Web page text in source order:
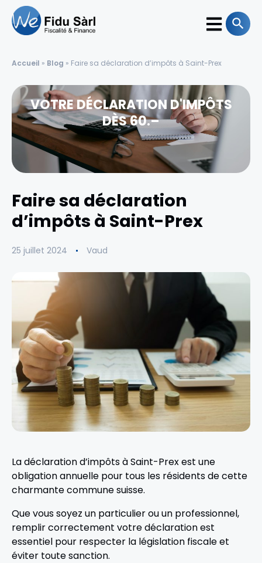
Accueil » Blog » Faire sa déclaration d’impôts à Saint-Prex
VOTRE DÉCLARATION D'IMPÔTS
DÈS 60.–
Faire sa déclaration
d’impôts à Saint-Prex
25 juillet 2024 Vaud
La déclaration d’impôts à Saint-Prex est une
obligation annuelle pour tous les résidents de cette
charmante commune suisse.
Que vous soyez un particulier ou un professionnel,
remplir correctement votre déclaration est
essentiel pour respecter la législation fiscale et
éviter toute sanction.